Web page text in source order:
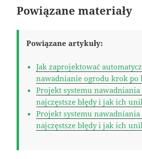
Powiązane materiały
Powiązane artykuły:
Jak zaprojektować
nawadnianie ogrodu krok po
Projekt systemu
najczęstsze błędy i jak ich
Projekt systemu
najczęstsze błędy i jak ich